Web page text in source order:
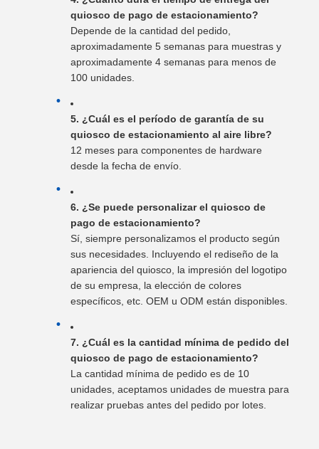
quiosco de pago de estacionamiento?
Depende de la cantidad del pedido,
aproximadamente 5 semanas para muestras y
aproximadamente 4 semanas para menos de
100 unidades.
5. ¿Cuál es el período de garantía de su
quiosco de estacionamiento al aire libre?
12 meses para componentes de hardware
desde la fecha de envío.
6. ¿Se puede personalizar el quiosco de
pago de estacionamiento?
Sí, siempre personalizamos el producto según
sus necesidades. Incluyendo el rediseño de la
apariencia del quiosco, la impresión del logotipo
de su empresa, la elección de colores
específicos, etc. OEM u ODM están disponibles.
7. ¿Cuál es la cantidad mínima de pedido del
quiosco de pago de estacionamiento?
La cantidad mínima de pedido es de 10
unidades, aceptamos unidades de muestra para
realizar pruebas antes del pedido por lotes.